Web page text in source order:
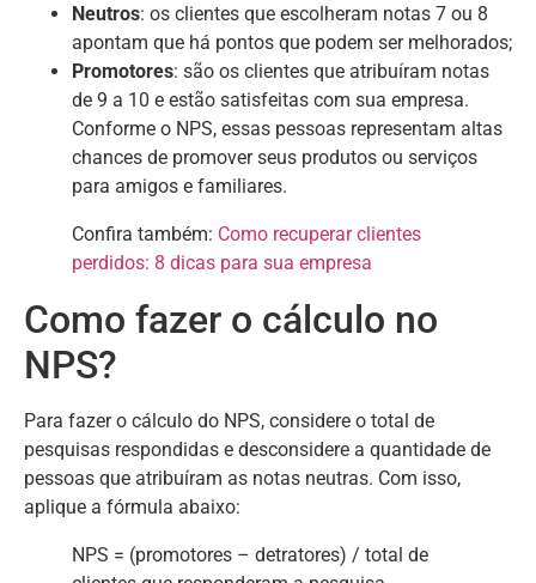
Neutros: os clientes que escolheram notas 7 ou 8
apontam que há pontos que podem ser melhorados;
Promotores: são os clientes que atribuíram notas
de 9 a 10 e estão satisfeitas com sua empresa.
Conforme o NPS, essas pessoas representam altas
chances de promover seus produtos ou serviços
para amigos e familiares.
Confira também: Como recuperar clientes
perdidos: 8 dicas para sua empresa
Como fazer o cálculo no
NPS?
Para fazer o cálculo do NPS, considere o total de
pesquisas respondidas e desconsidere a quantidade de
pessoas que atribuíram as notas neutras. Com isso,
aplique a fórmula abaixo:
NPS = (promotores – detratores) / total de